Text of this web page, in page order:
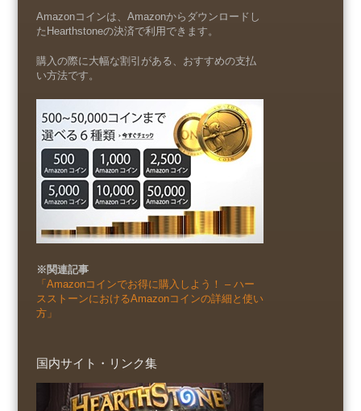
Amazonコインは、Amazonからダウンロードし
たHearthstoneの決済で利用できます。
購入の際に大幅な割引がある、おすすめの支払
い方法です。
※関連記事
「Amazonコインでお得に購入しよう！ – ハー
スストーンにおけるAmazonコインの詳細と使い
方」
国内サイト・リンク集